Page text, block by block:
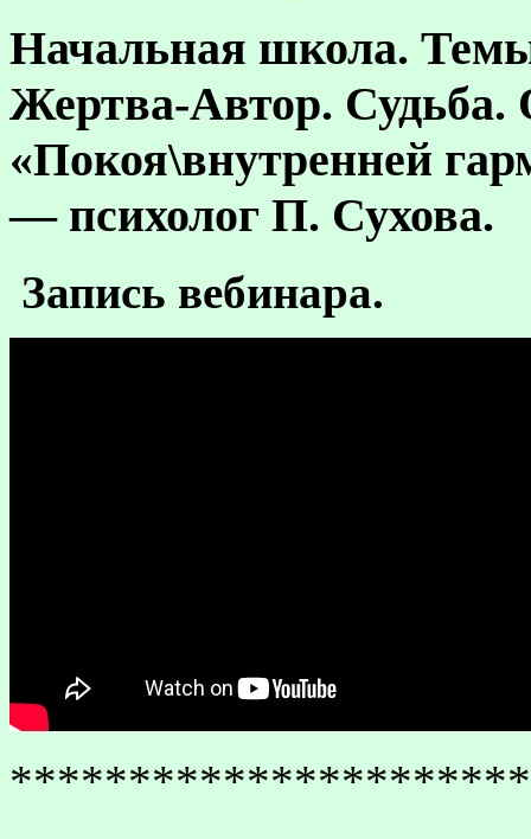
Начальная школа.
Жертва-Автор. Судьба.
«Покоя\внутренней
— психолог П. Сухова.
Запись вебинара.